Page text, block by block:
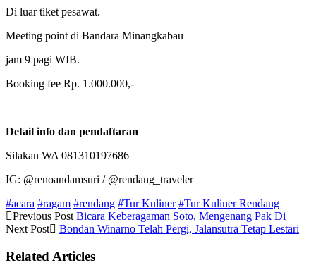
Di luar tiket pesawat.
Meeting point di Bandara Minangkabau
jam 9 pagi WIB.
Booking fee Rp. 1.000.000,-
Detail info dan pendaftaran
Silakan WA 081310197686
IG: @renoandamsuri / @rendang_traveler
#acara #ragam #rendang #Tur Kuliner #Tur Kuliner Rendang
Previous Post Bicara Keberagaman Soto, Mengenang Pak Di
Next Post
Bondan Winarno Telah Pergi, Jalansutra Tetap Lestari
Related Articles